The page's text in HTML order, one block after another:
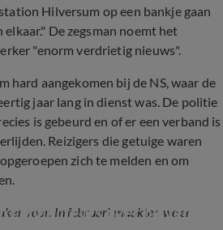
Hilversum op een bankje gaan
De zegsman noemt het
"enorm verdrietig nieuws".
hard aangekomen bij de NS, waar de
jaar lang in dienst was. De politie
is gebeurd en of er een verband is
Reizigers die getuige waren
zich te melden en om
voor. In februari maakten we er
conducteurs over blijvende